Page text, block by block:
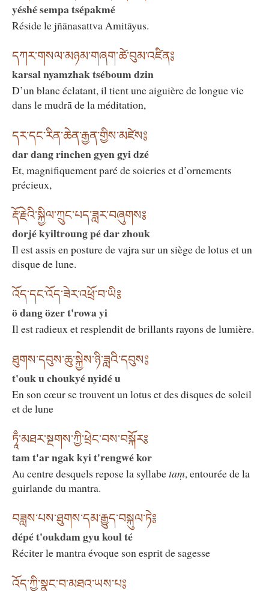
yéshé sempa tsépakmé
Réside le jñānasattva Amitāyus.
དཀར་གསལ་མཉམ་གཞག་ཚེ་བུམ་འཛིན༔
karsal nyamzhak tséboum dzin
D’un blanc éclatant, il tient une aiguière de longue vie
dans le mudrā de la méditation,
དར་དང་རིན་ཆེན་རྒྱན་གྱིས་མཛེས༔
dar dang rinchen gyen gyi dzé
Et, magnifiquement paré de soieries et d’ornements
précieux,
རྡོ་རྗེའི་སྐྱིལ་ཀྲུང་པད་ཟླར་བཞུགས༔
dorjé kyiltroung pé dar zhouk
Il est assis en posture de vajra sur un siège de lotus et un
disque de lune.
འོད་དང་འོད་ཟེར་འཕྲོ་བ་ཡི༔
ö dang özer t'rowa yi
Il est radieux et resplendit de brillants rayons de lumière.
ཐུགས་དབུས་ཆུ་སྐྱེས་ཉི་ཟླའི་དབུས༔
t'ouk u choukyé nyidé u
En son cœur se trouvent un lotus et des disques de soleil
et de lune
ཏཱྃ་མཐར་སྔགས་ཀྱི་ཕྲེང་བས་བསྐོར༔
tam t'ar ngak kyi t'rengwé kor
Au centre desquels repose la syllabetaṃ, entourée de la
guirlande du mantra.
བཟླས་པས་ཐུགས་དམ་རྒྱུད་བསྐུལ་ཏེ༔
dépé t'oukdam gyu koul té
Réciter le mantra évoque son esprit de sagesse
འོད་ཀྱི་སྣང་བ་མཐའ་ཡས་པ༔